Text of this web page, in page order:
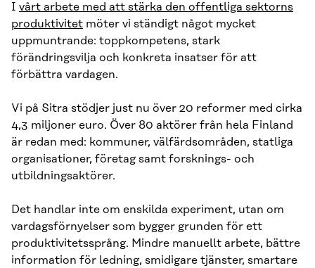
I vårt arbete med att stärka den offentliga sektorns
produktivitet möter vi ständigt något mycket
uppmuntrande: toppkompetens, stark
förändringsvilja och konkreta insatser för att
förbättra vardagen.
Vi på Sitra stödjer just nu över 20 reformer med cirka
4,3 miljoner euro. Över 80 aktörer från hela Finland
är redan med: kommuner, välfärdsområden, statliga
organisationer, företag samt forsknings- och
utbildningsaktörer.
Det handlar inte om enskilda experiment, utan om
vardagsförnyelser som bygger grunden för ett
produktivitetssprång. Mindre manuellt arbete, bättre
information för ledning, smidigare tjänster, smartare